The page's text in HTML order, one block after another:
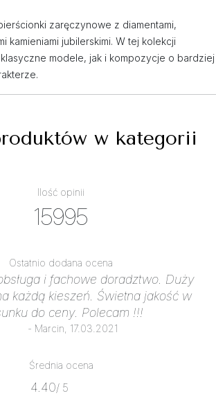
zaręczynowe z diamentami,
kamieniami jubilerskimi. W tej kolekcji
modele, jak i kompozycje o bardziej
w kategorii
Ilość opinii
15995
Ostatnio dodana ocena
i fachowe doradztwo. Duży
każdą kieszeń. Świetna jakość w
do ceny. Polecam !!!
- Marcin, 17.03.2021
Średnia ocena
4.40/ 5